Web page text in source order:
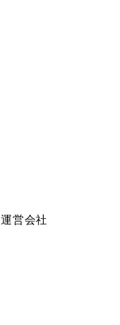
運営会社